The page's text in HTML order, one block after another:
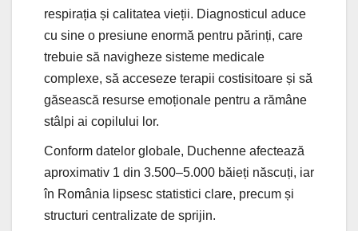
respirația și calitatea vieții. Diagnosticul aduce
cu sine o presiune enormă pentru părinți, care
trebuie să navigheze sisteme medicale
complexe, să acceseze terapii costisitoare și să
găsească resurse emoționale pentru a rămâne
stâlpi ai copilului lor.
Conform datelor globale, Duchenne afectează
aproximativ 1 din 3.500–5.000 băieți născuți, iar
în România lipsesc statistici clare, precum și
structuri centralizate de sprijin.